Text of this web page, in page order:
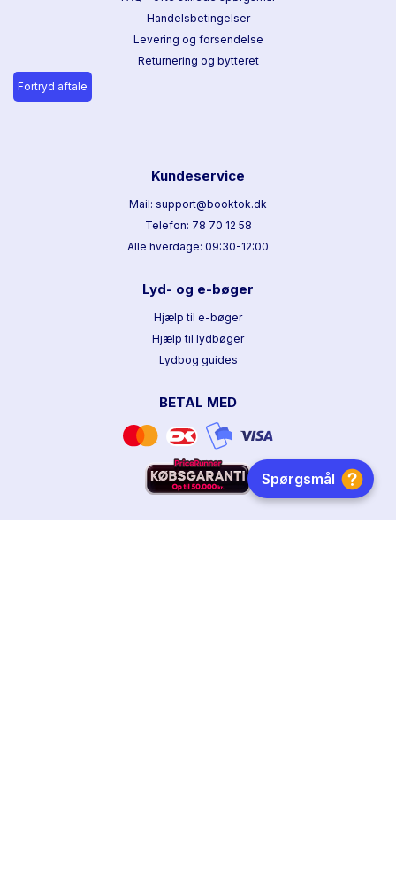
Handelsbetingelser
Levering og forsendelse
Returnering og bytteret
Fortryd aftale
Kundeservice
Mail: support@booktok.dk
Telefon: 78 70 12 58
Alle hverdage: 09:30-12:00
Lyd- og e-bøger
Hjælp til e-bøger
Hjælp til lydbøger
Lydbog guides
BETAL MED